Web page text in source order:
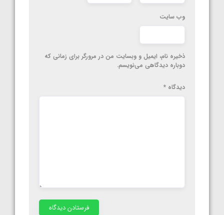
وب‌ سایت
ذخیره نام، ایمیل و وبسایت من در مرورگر برای زمانی که
دوباره دیدگاهی می‌نویسم.
دیدگاه *